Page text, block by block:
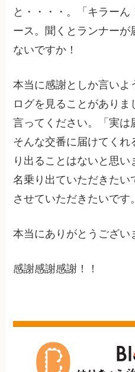
と・・・・。「キラー
ース。聞くとランナーが
ないですか！
本当に感謝としか言いよ
ログを見ることがあり
言ってください。「実は
そんな交番に届けてく
り出ることはないと思い
名乗り出ていただきたい
させていただきたいです。
本当にありがとうござい
感謝感謝感謝！！